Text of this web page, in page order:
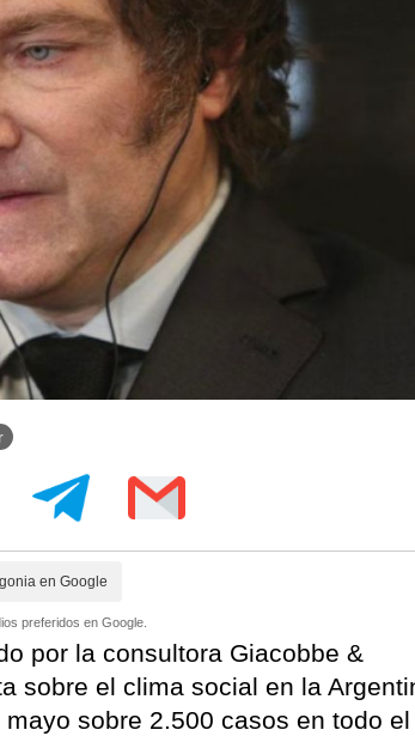
en Google
preferidos en Google.
por la consultora Giacobbe &
sobre el clima social en la
sobre 2.500 casos en todo el